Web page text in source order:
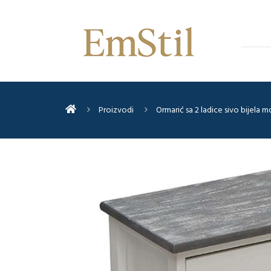
Proizvodi Ormarić sa 2 ladice sivo bijela